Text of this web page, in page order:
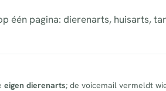
één pagina: dierenarts, huisarts,
eigen dierenarts; de voicemail vermeldt